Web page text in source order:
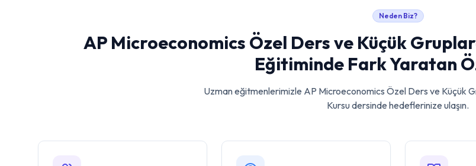
Neden Biz?
AP Microeconomics Özel Ders ve Küçük
Eğitiminde Fark Yaratan
Uzman eğitmenlerimizle AP Microeconomics Özel Ders ve Küçük
Kursudersinde hedeflerinize ulaşın.